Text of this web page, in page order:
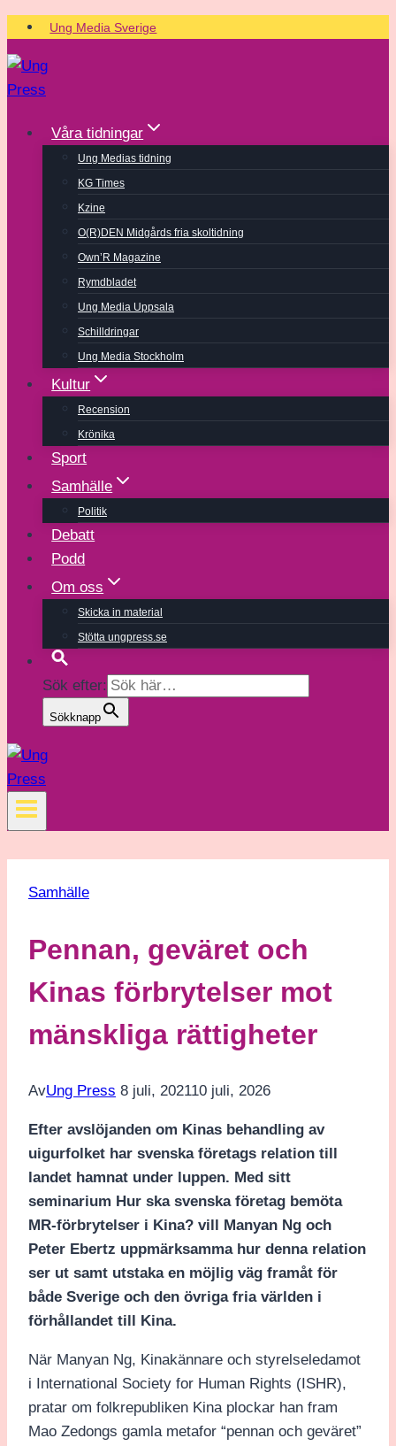
Skip
to
content
Ung Media Sverige
Våra tidningar
Ung Medias tidning
KG Times
Kzine
O(R)DEN Midgårds fria skoltidning
Own’R Magazine
Rymdbladet
Ung Media Uppsala
Schilldringar
Ung Media Stockholm
Kultur
Recension
Krönika
Sport
Samhälle
Politik
Debatt
Podd
Om oss
Skicka in material
Stötta ungpress.se
Sök efter:
Sökknapp
Samhälle
Pennan, geväret och
Kinas förbrytelser mot
mänskliga rättigheter
AvUng Press 8 juli, 202110 juli, 2026
Efter avslöjanden om Kinas behandling av
uigurfolket har svenska företags relation till
landet hamnat under luppen. Med sitt
seminarium Hur ska svenska företag bemöta
MR-förbrytelser i Kina? vill Manyan Ng och
Peter Ebertz uppmärksamma hur denna relation
ser ut samt utstaka en möjlig väg framåt för
både Sverige och den övriga fria världen i
förhållandet till Kina.
När Manyan Ng, Kinakännare och styrelseledamot
i International Society for Human Rights (ISHR),
pratar om folkrepubliken Kina plockar han fram
Mao Zedongs gamla metafor “pennan och geväret”